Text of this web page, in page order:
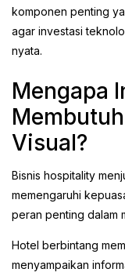
komponen penting
agar investasi
nyata.
Mengapa
Visual?
Bisnis hospitality
memengaruhi
peran penting dalam
Hotel berbintang
menyampaikan